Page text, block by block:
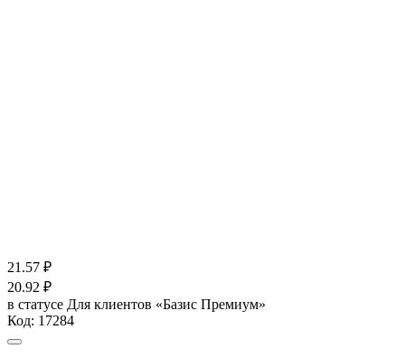
21.57 ₽
20.92 ₽
в статусе Для клиентов «Базис Премиум»
Код: 17284